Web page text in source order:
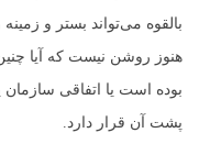
بالقوه می‌تواند بستر و
هنوز روشن نیست که آیا
بوده است یا اتفاقی
پشت آن قرار دارد.